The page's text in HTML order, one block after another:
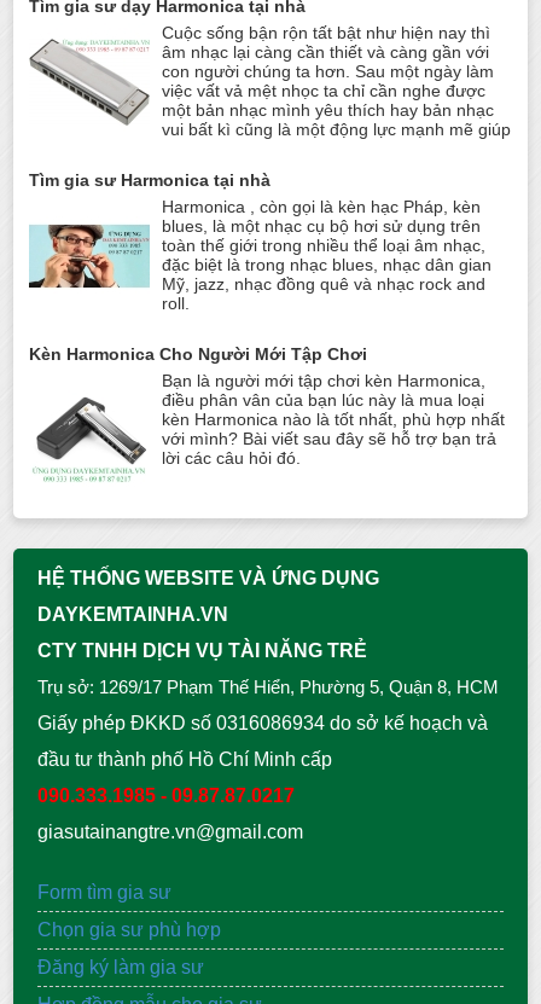
Tìm gia sư dạy Harmonica tại nhà
Cuộc sống bận rộn tất bật như hiện nay thì
âm nhạc lại càng cần thiết và càng gần với
con người chúng ta hơn. Sau một ngày làm
việc vất vả mệt nhọc ta chỉ cần nghe được
một bản nhạc mình yêu thích hay bản nhạc
vui bất kì cũng là một động lực mạnh mẽ giúp
Tìm gia sư Harmonica tại nhà
Harmonica , còn gọi là kèn hạc Pháp, kèn
blues, là một nhạc cụ bộ hơi sử dụng trên
toàn thế giới trong nhiều thể loại âm nhạc,
đặc biệt là trong nhạc blues, nhạc dân gian
Mỹ, jazz, nhạc đồng quê và nhạc rock and
roll.
Kèn Harmonica Cho Người Mới Tập Chơi
Bạn là người mới tập chơi kèn Harmonica,
điều phân vân của bạn lúc này là mua loại
kèn Harmonica nào là tốt nhất, phù hợp nhất
với mình? Bài viết sau đây sẽ hỗ trợ bạn trả
lời các câu hỏi đó.
HỆ THỐNG WEBSITE VÀ ỨNG DỤNG
DAYKEMTAINHA.VN
CTY TNHH DỊCH VỤ TÀI NĂNG TRẺ
Trụ sở: 1269/17 Phạm Thế Hiển, Phường 5, Quận 8, HCM
Giấy phép ĐKKD số 0316086934 do sở kế hoạch và
đầu tư thành phố Hồ Chí Minh cấp
090.333.1985 - 09.87.87.0217
giasutainangtre.vn@gmail.com
Form tìm gia sư
Chọn gia sư phù hợp
Đăng ký làm gia sư